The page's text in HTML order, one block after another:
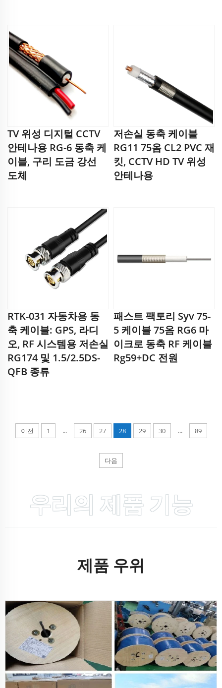
TV 위성 디지털 CCTV
안테나용 RG-6 동축 케
이블, 구리 도금 강선
도체
저손실 동축 케이블
RG11 75옴 CL2 PVC 재
킷, CCTV HD TV 위성
안테나용
RTK-031 자동차용 동
축 케이블: GPS, 라디
오, RF 시스템용 저손실
RG174 및 1.5/2.5DS-
QFB 종류
패스트 팩토리 Syv 75-
5 케이블 75옴 RG6 마
이크로 동축 RF 케이블
Rg59+DC 전원
이전 1 ... 26 27 28 29 30 ... 89
다음
우리의 제품 기능
제품 우위